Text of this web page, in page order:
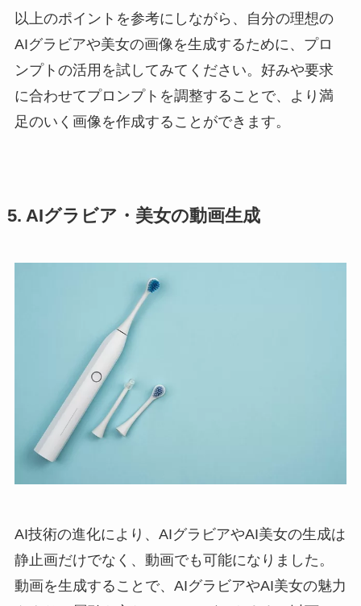
以上のポイントを参考にしながら、自分の理想の
AIグラビアや美女の画像を生成するために、プロ
ンプトの活用を試してみてください。好みや要求
に合わせてプロンプトを調整することで、より満
足のいく画像を作成することができます。
5. AIグラビア・美女の動画生成
AI技術の進化により、AIグラビアやAI美女の生成は
静止画だけでなく、動画でも可能になりました。
動画を生成することで、AIグラビアやAI美女の魅力